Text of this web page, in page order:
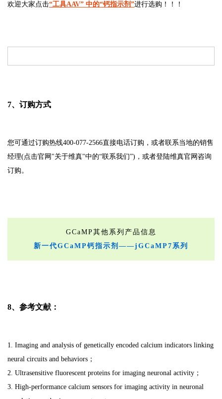
欢迎大家点击“工具AAV” 中的“钙指示剂”进行选购！！！
7、订购方式
您可通过订购热线400-077-2566直接电话订购，或者联系当地的销售
经理(点击官网"关于维真"中的“联系我们”)，或者登陆维真官网咨询
订购。
GCaMP其他系列产品信息
新一代GCaMP钙指示剂——jGCaMP7系列
8、参考文献：
1. Imaging and analysis of genetically encoded calcium indicators linking
neural circuits and behaviors；
2. Ultrasensitive fluorescent proteins for imaging neuronal activity；
3. High-performance calcium sensors for imaging activity in neuronal